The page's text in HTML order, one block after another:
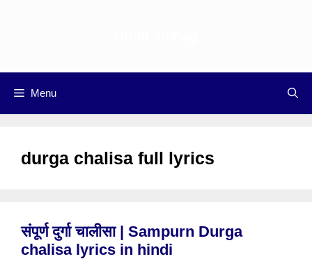
Menu
durga chalisa full lyrics
संपूर्ण दुर्गा चालीसा | Sampurn Durga
chalisa lyrics in hindi